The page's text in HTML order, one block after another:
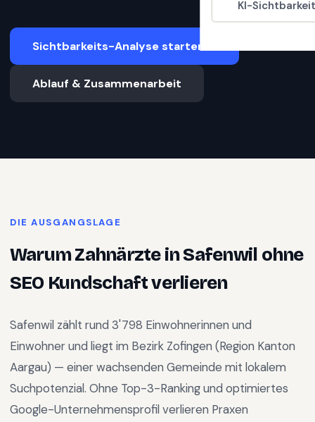
KI-
Sichtbarkeits-Analyse starten
Ablauf & Zusammenarbeit
DIE AUSGANGSLAGE
WarumZahnärzteinSafenwil ohne
SEO Kundschaft verlieren
Safenwil zählt rund 3'798 Einwohnerinnen und
Einwohner und liegt im Bezirk Zofingen (Region Kanton
Aargau) — einer wachsenden Gemeinde mit lokalem
Suchpotenzial. Ohne Top-3-Ranking und optimiertes
Google-Unternehmensprofil verlieren Praxen